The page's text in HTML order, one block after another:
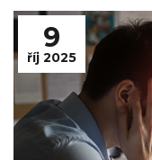
9
říj 2025